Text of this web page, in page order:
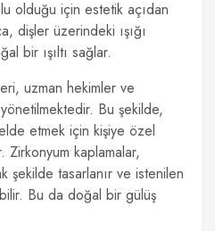
olduğu için estetik açıdan
dişler üzerindeki ışığı
bir ışıltı sağlar.
uzman hekimler ve
Bu şekilde,
etmek için kişiye özel
kaplamalar,
şekilde tasarlanır ve istenilen
Bu da doğal bir gülüş